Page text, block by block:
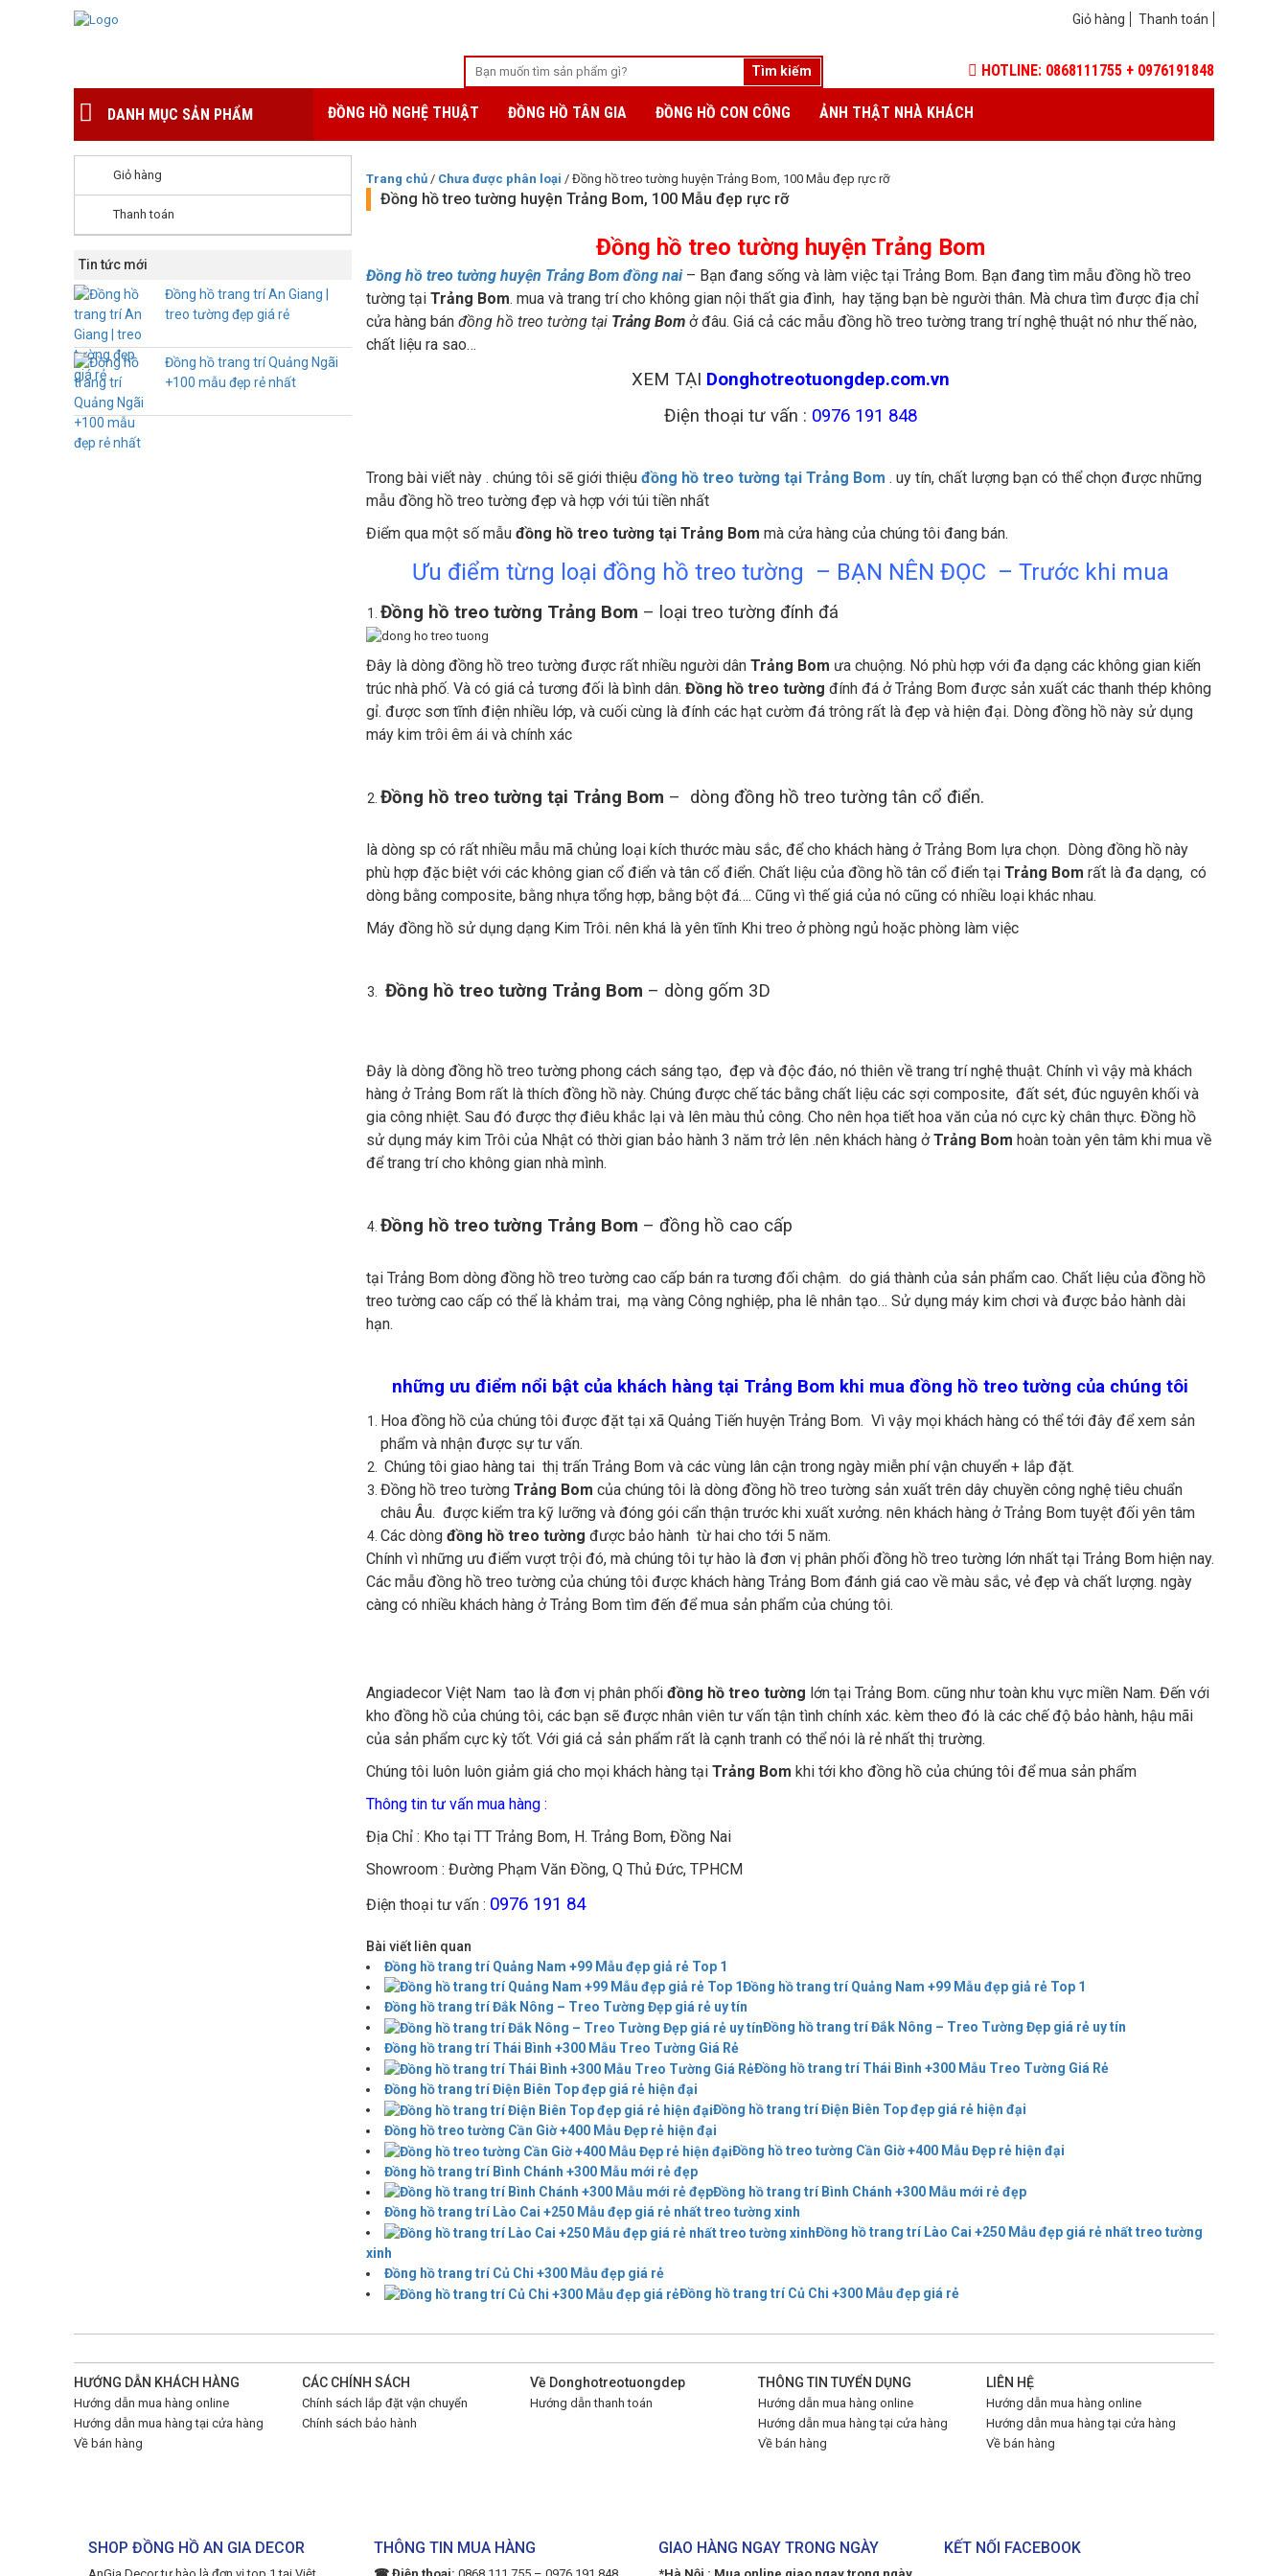
Giỏ hàng Thanh toán
HOTLINE: 0868111755 + 0976191848
DANH MỤC SẢN PHẨM ĐỒNG HỒ NGHỆ THUẬT ĐỒNG HỒ TÂN GIA ĐỒNG HỒ CON CÔNG ẢNH THẬT NHÀ KHÁCH
Giỏ hàng
Thanh toán
Tin tức mới
Đồng hồ trang trí An Giang |
treo tường đẹp giá rẻ
Đồng hồ trang trí Quảng Ngãi
+100 mẫu đẹp rẻ nhất
Trang chủ / Chưa được phân loại / Đồng hồ treo tường huyện Trảng Bom, 100 Mẫu đẹp rực rỡ
Đồng hồ treo tường huyện Trảng Bom, 100 Mẫu đẹp rực rỡ
Đồng hồ treo tường huyện Trảng Bom
Đồng hồ treo tường huyện Trảng Bom đồng nai– Bạn đang sống và làm việc tại Trảng Bom. Bạn đang tìm mẫu đồng hồ treo
tường tại Trảng Bom. mua và trang trí cho không gian nội thất gia đình, hay tặng bạn bè người thân. Mà chưa tìm được địa chỉ
cửa hàng bán đồng hồ treo tường tại Trảng Bom ở đâu. Giá cả các mẫu đồng hồ treo tường trang trí nghệ thuật nó như thế nào,
chất liệu ra sao…
XEM TẠI Donghotreotuongdep.com.vn
Điện thoại tư vấn : 0976 191 848
Trong bài viết này . chúng tôi sẽ giới thiệu đồng hồ treo tường tại Trảng Bom . uy tín, chất lượng bạn có thể chọn được những
mẫu đồng hồ treo tường đẹp và hợp với túi tiền nhất
Điểm qua một số mẫu đồng hồ treo tường tại Trảng Bom mà cửa hàng của chúng tôi đang bán.
Ưu điểm từng loại đồng hồ treo tường – BẠN NÊN ĐỌC – Trước khi mua
Đồng hồ treo tường Trảng Bom – loại treo tường đính đá
Đây là dòng đồng hồ treo tường được rất nhiều người dân Trảng Bom ưa chuộng. Nó phù hợp với đa dạng các không gian kiến
trúc nhà phố. Và có giá cả tương đối là bình dân. Đồng hồ treo tường đính đá ở Trảng Bom được sản xuất các thanh thép không
gỉ. được sơn tĩnh điện nhiều lớp, và cuối cùng là đính các hạt cườm đá trông rất là đẹp và hiện đại. Dòng đồng hồ này sử dụng
máy kim trôi êm ái và chính xác
Đồng hồ treo tường tại Trảng Bom – dòng đồng hồ treo tường tân cổ điển.
là dòng sp có rất nhiều mẫu mã chủng loại kích thước màu sắc, để cho khách hàng ở Trảng Bom lựa chọn. Dòng đồng hồ này
phù hợp đặc biệt với các không gian cổ điển và tân cổ điển. Chất liệu của đồng hồ tân cổ điển tại Trảng Bom rất là đa dạng, có
dòng bằng composite, bằng nhựa tổng hợp, bằng bột đá…. Cũng vì thế giá của nó cũng có nhiều loại khác nhau.
Máy đồng hồ sử dụng dạng Kim Trôi. nên khá là yên tĩnh Khi treo ở phòng ngủ hoặc phòng làm việc
Đồng hồ treo tường Trảng Bom – dòng gốm 3D
Đây là dòng đồng hồ treo tường phong cách sáng tạo, đẹp và độc đáo, nó thiên về trang trí nghệ thuật. Chính vì vậy mà khách
hàng ở Trảng Bom rất là thích đồng hồ này. Chúng được chế tác bằng chất liệu các sợi composite, đất sét, đúc nguyên khối và
gia công nhiệt. Sau đó được thợ điêu khắc lại và lên màu thủ công. Cho nên họa tiết hoa văn của nó cực kỳ chân thực. Đồng hồ
sử dụng máy kim Trôi của Nhật có thời gian bảo hành 3 năm trở lên .nên khách hàng ởTrảng Bom hoàn toàn yên tâm khi mua về
để trang trí cho không gian nhà mình.
Đồng hồ treo tường Trảng Bom – đồng hồ cao cấp
tại Trảng Bom dòng đồng hồ treo tường cao cấp bán ra tương đối chậm. do giá thành của sản phẩm cao. Chất liệu của đồng hồ
treo tường cao cấp có thể là khảm trai, mạ vàng Công nghiệp, pha lê nhân tạo… Sử dụng máy kim chơi và được bảo hành dài
hạn.
những ưu điểm nổi bật của khách hàng tại Trảng Bom khi mua đồng hồ treo tường của chúng tôi
Hoa đồng hồ của chúng tôi được đặt tại xã Quảng Tiến huyện Trảng Bom. Vì vậy mọi khách hàng có thể tới đây để xem sản
phẩm và nhận được sự tư vấn.
Chúng tôi giao hàng tai thị trấn Trảng Bom và các vùng lân cận trong ngày miễn phí vận chuyển + lắp đặt.
Đồng hồ treo tường Trảng Bom của chúng tôi là dòng đồng hồ treo tường sản xuất trên dây chuyền công nghệ tiêu chuẩn
châu Âu. được kiểm tra kỹ lưỡng và đóng gói cẩn thận trước khi xuất xưởng. nên khách hàng ở Trảng Bom tuyệt đối yên tâm
Các dòng đồng hồ treo tường được bảo hành từ hai cho tới 5 năm.
Chính vì những ưu điểm vượt trội đó, mà chúng tôi tự hào là đơn vị phân phối đồng hồ treo tường lớn nhất tại Trảng Bom hiện nay.
Các mẫu đồng hồ treo tường của chúng tôi được khách hàng Trảng Bom đánh giá cao về màu sắc, vẻ đẹp và chất lượng. ngày
càng có nhiều khách hàng ở Trảng Bom tìm đến để mua sản phẩm của chúng tôi.
Angiadecor Việt Nam tao là đơn vị phân phối đồng hồ treo tường lớn tại Trảng Bom. cũng như toàn khu vực miền Nam. Đến với
kho đồng hồ của chúng tôi, các bạn sẽ được nhân viên tư vấn tận tình chính xác. kèm theo đó là các chế độ bảo hành, hậu mãi
của sản phẩm cực kỳ tốt. Với giá cả sản phẩm rất là cạnh tranh có thể nói là rẻ nhất thị trường.
Chúng tôi luôn luôn giảm giá cho mọi khách hàng tại Trảng Bom khi tới kho đồng hồ của chúng tôi để mua sản phẩm
Thông tin tư vấn mua hàng :
Địa Chỉ : Kho tại TT Trảng Bom, H. Trảng Bom, Đồng Nai
Showroom : Đường Phạm Văn Đồng, Q Thủ Đức, TPHCM
Điện thoại tư vấn : 0976 191 84
Bài viết liên quan
Đồng hồ trang trí Quảng Nam +99 Mẫu đẹp giả rẻ Top 1
Đồng hồ trang trí Quảng Nam +99 Mẫu đẹp giả rẻ Top 1
Đồng hồ trang trí Đắk Nông – Treo Tường Đẹp giá rẻ uy tín
Đồng hồ trang trí Đắk Nông – Treo Tường Đẹp giá rẻ uy tín
Đồng hồ trang trí Thái Bình +300 Mẫu Treo Tường Giá Rẻ
Đồng hồ trang trí Thái Bình +300 Mẫu Treo Tường Giá Rẻ
Đồng hồ trang trí Điện Biên Top đẹp giá rẻ hiện đại
Đồng hồ trang trí Điện Biên Top đẹp giá rẻ hiện đại
Đồng hồ treo tường Cần Giờ +400 Mẫu Đẹp rẻ hiện đại
Đồng hồ treo tường Cần Giờ +400 Mẫu Đẹp rẻ hiện đại
Đồng hồ trang trí Bình Chánh +300 Mẫu mới rẻ đẹp
Đồng hồ trang trí Bình Chánh +300 Mẫu mới rẻ đẹp
Đồng hồ trang trí Lào Cai +250 Mẫu đẹp giá rẻ nhất treo tường xinh
Đồng hồ trang trí Lào Cai +250 Mẫu đẹp giá rẻ nhất treo tường
xinh
Đồng hồ trang trí Củ Chi +300 Mẫu đẹp giá rẻ
Đồng hồ trang trí Củ Chi +300 Mẫu đẹp giá rẻ
HƯỚNG DẪN KHÁCH HÀNG
Hướng dẫn mua hàng online
Hướng dẫn mua hàng tại cửa hàng
Về bán hàng
CÁC CHÍNH SÁCH
Chính sách lắp đặt vận chuyển
Chính sách bảo hành
Về Donghotreotuongdep
Hướng dẫn thanh toán
THÔNG TIN TUYỂN DỤNG
Hướng dẫn mua hàng online
Hướng dẫn mua hàng tại cửa hàng
Về bán hàng
LIÊN HỆ
Hướng dẫn mua hàng online
Hướng dẫn mua hàng tại cửa hàng
Về bán hàng
SHOP ĐỒNG HỒ AN GIA DECOR THÔNG TIN MUA HÀNG GIAO HÀNG NGAY TRONG NGÀY KẾT NỐI FACEBOOK